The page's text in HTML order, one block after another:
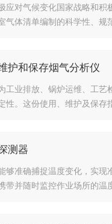
应对气候变化国家战略和
气体清单编制的科学性、规
护和保存烟气分析仪
工业排放、锅炉运维、工
性。这份使用、维护及保存
测器
够准确捕捉温度变化，实
带并随时监控作业场所的温